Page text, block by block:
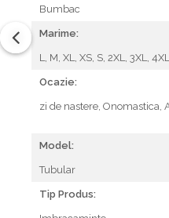
Bumbac
Marime:
L, M, XL, XS, S, 2XL, 3XL,
Ocazie:
zi de nastere, Onomastica,
Model:
Tubular
Tip Produs: